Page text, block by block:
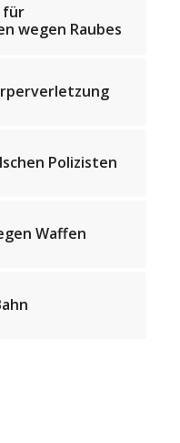
für
wegen Raubes
Polizisten
Waffen